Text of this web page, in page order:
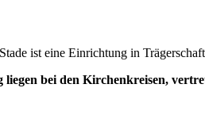
ist eine Einrichtung in
bei den Kirchenkreisen,